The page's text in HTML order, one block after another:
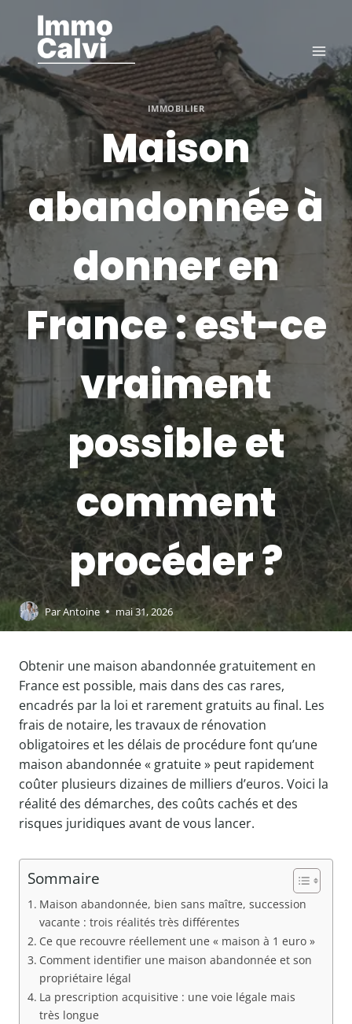
contenu
IMMOBILIER
Maison
abandonnée à
donner en
France : est-ce
vraiment
possible et
comment
procéder ?
ParAntoine mai 31, 2026
Obtenir une maison abandonnée gratuitement en
France est possible, mais dans des cas rares,
encadrés par la loi et rarement gratuits au final. Les
frais de notaire, les travaux de rénovation
obligatoires et les délais de procédure font qu’une
maison abandonnée « gratuite » peut rapidement
coûter plusieurs dizaines de milliers d’euros. Voici la
réalité des démarches, des coûts cachés et des
risques juridiques avant de vous lancer.
Sommaire
Maison abandonnée, bien sans maître, succession
vacante : trois réalités très différentes
Ce que recouvre réellement une « maison à 1 euro »
Comment identifier une maison abandonnée et son
propriétaire légal
La prescription acquisitive : une voie légale mais
très longue